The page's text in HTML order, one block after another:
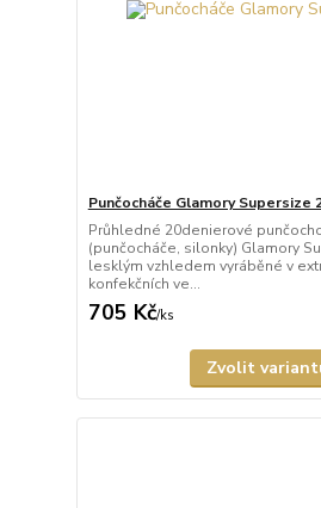
Punčocháče Glamory Supersize
Průhledné 20denierové
(punčocháče, silonky) Glamory
lesklým vzhledem vyráběné v
konfekčních ve...
705 Kč/ks
Zvolit